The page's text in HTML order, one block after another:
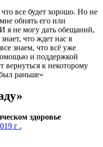
все будет хорошо. Но не
обнять его или
я не могу дать обещаний,
что ждет нас в
знаем, что всё уже
и поддержкой
вернуться к некоторому
раньше»
здоровье
г .